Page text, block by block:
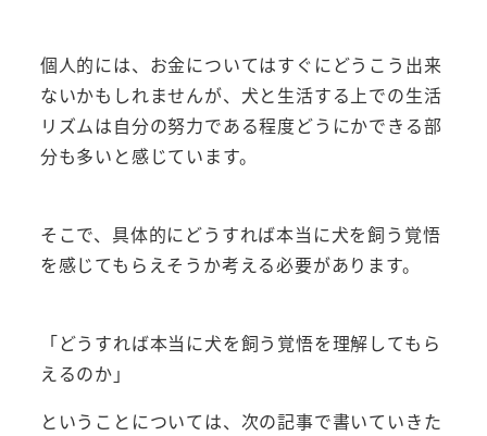
個人的には、お金についてはすぐにどうこう出来
ないかもしれませんが、犬と生活する上での生活
リズムは自分の努力である程度どうにかできる部
分も多いと感じています。
そこで、具体的にどうすれば本当に犬を飼う覚悟
を感じてもらえそうか考える必要があります。
「どうすれば本当に犬を飼う覚悟を理解してもら
えるのか」
ということについては、次の記事で書いていきた